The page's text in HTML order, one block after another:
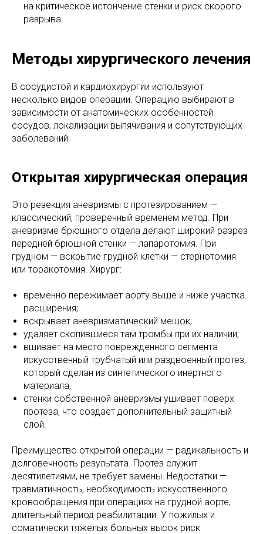
на критическое истончение стенки и риск скорого
разрыва.
Методы хирургического лечения
В сосудистой и кардиохирургии используют
несколько видов операции. Операцию выбирают в
зависимости от анатомических особенностей
сосудов, локализации выпячивания и сопутствующих
заболеваний.
Открытая хирургическая операция
Это резекция аневризмы с протезированием —
классический, проверенный временем метод. При
аневризме брюшного отдела делают широкий разрез
передней брюшной стенки — лапаротомия. При
грудном — вскрытие грудной клетки — стернотомия
или торакотомия. Хирург:
временно пережимает аорту выше и ниже участка
расширения;
вскрывает аневризматический мешок;
удаляет скопившиеся там тромбы при их наличии;
вшивает на место поврежденного сегмента
искусственный трубчатый или раздвоенный протез,
который сделан из синтетического инертного
материала;
стенки собственной аневризмы ушивает поверх
протеза, что создает дополнительный защитный
слой.
Преимущество открытой операции — радикальность и
долговечность результата. Протез служит
десятилетиями, не требует замены. Недостатки —
травматичность, необходимость искусственного
кровообращения при операциях на грудной аорте,
длительный период реабилитации. У пожилых и
соматически тяжелых больных высок риск